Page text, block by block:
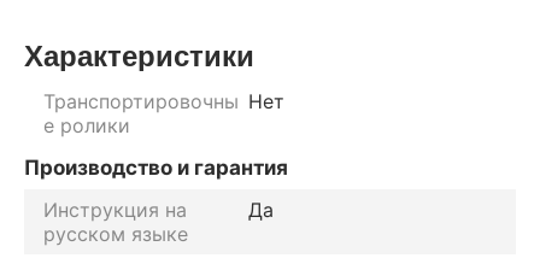
Характеристики
Транспортировочны
е ролики
Нет
Производство и гарантия
Инструкция на
русском языке
Да